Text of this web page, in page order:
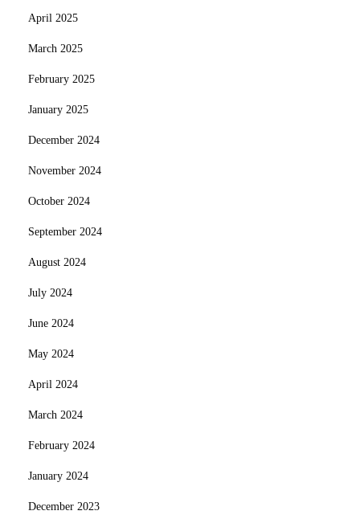
April 2025
March 2025
February 2025
January 2025
December 2024
November 2024
October 2024
September 2024
August 2024
July 2024
June 2024
May 2024
April 2024
March 2024
February 2024
January 2024
December 2023